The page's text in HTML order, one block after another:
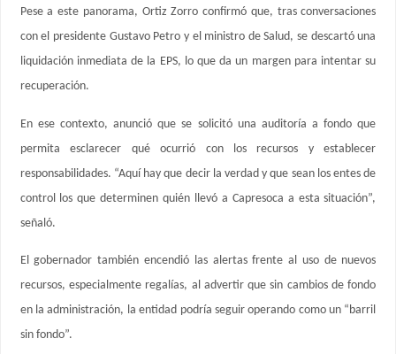
Pese a este panorama, Ortiz Zorro confirmó que, tras conversaciones
con el presidente Gustavo Petro y el ministro de Salud, se descartó una
liquidación inmediata de la EPS, lo que da un margen para intentar su
recuperación.
En ese contexto, anunció que se solicitó una auditoría a fondo que
permita esclarecer qué ocurrió con los recursos y establecer
responsabilidades. “Aquí hay que decir la verdad y que sean los entes de
control los que determinen quién llevó a Capresoca a esta situación”,
señaló.
El gobernador también encendió las alertas frente al uso de nuevos
recursos, especialmente regalías, al advertir que sin cambios de fondo
en la administración, la entidad podría seguir operando como un “barril
sin fondo”.